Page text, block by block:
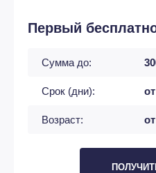
Первый
Сумма до:
Срок (дни):
Возраст: